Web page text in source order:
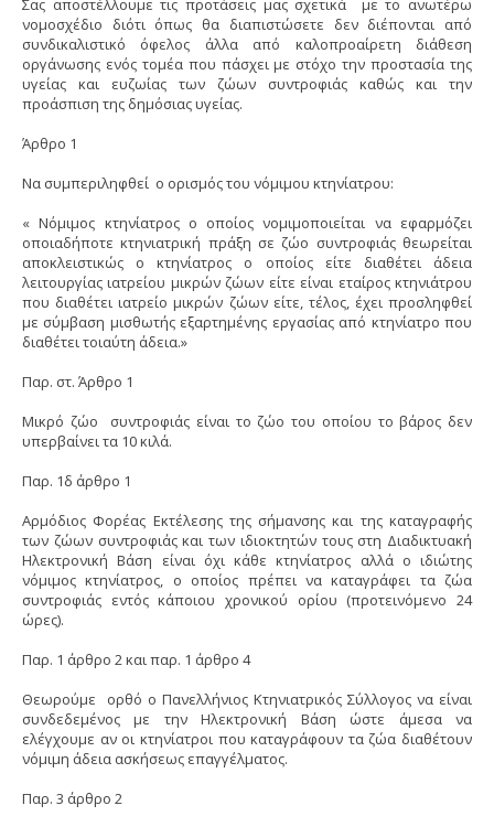
Σας αποστέλλουμε τις προτάσεις μας σχετικά με το ανωτέρω
νομοσχέδιο διότι όπως θα διαπιστώσετε δεν διέπονται από
συνδικαλιστικό όφελος άλλα από καλοπροαίρετη διάθεση
οργάνωσης ενός τομέα που πάσχει με στόχο την προστασία της
υγείας και ευζωίας των ζώων συντροφιάς καθώς και την
προάσπιση της δημόσιας υγείας.
Άρθρο 1
Να συμπεριληφθεί ο ορισμός του νόμιμου κτηνίατρου:
« Νόμιμος κτηνίατρος ο οποίος νομιμοποιείται να εφαρμόζει
οποιαδήποτε κτηνιατρική πράξη σε ζώο συντροφιάς θεωρείται
αποκλειστικώς ο κτηνίατρος ο οποίος είτε διαθέτει άδεια
λειτουργίας ιατρείου μικρών ζώων είτε είναι εταίρος κτηνιάτρου
που διαθέτει ιατρείο μικρών ζώων είτε, τέλος, έχει προσληφθεί
με σύμβαση μισθωτής εξαρτημένης εργασίας από κτηνίατρο που
διαθέτει τοιαύτη άδεια.»
Παρ. στ. Άρθρο 1
Μικρό ζώο συντροφιάς είναι το ζώο του οποίου το βάρος δεν
υπερβαίνει τα 10 κιλά.
Παρ. 1δ άρθρο 1
Αρμόδιος Φορέας Εκτέλεσης της σήμανσης και της καταγραφής
των ζώων συντροφιάς και των ιδιοκτητών τους στη Διαδικτυακή
Ηλεκτρονική Βάση είναι όχι κάθε κτηνίατρος αλλά ο ιδιώτης
νόμιμος κτηνίατρος, ο οποίος πρέπει να καταγράφει τα ζώα
συντροφιάς εντός κάποιου χρονικού ορίου (προτεινόμενο 24
ώρες).
Παρ. 1 άρθρο 2 και παρ. 1 άρθρο 4
Θεωρούμε ορθό ο Πανελλήνιος Κτηνιατρικός Σύλλογος να είναι
συνδεδεμένος με την Ηλεκτρονική Βάση ώστε άμεσα να
ελέγχουμε αν οι κτηνίατροι που καταγράφουν τα ζώα διαθέτουν
νόμιμη άδεια ασκήσεως επαγγέλματος.
Παρ. 3 άρθρο 2